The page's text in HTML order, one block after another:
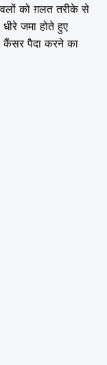
को ग़लत तरीके से
जमा होते हुए
कैंसर पैदा करने का